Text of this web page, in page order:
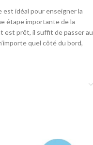
est idéal pour enseigner la
étape importante de la
est prêt, il suffit de passer au
quel côté du bord,